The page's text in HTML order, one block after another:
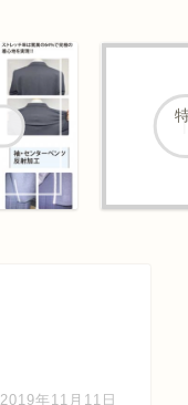
年11月11日